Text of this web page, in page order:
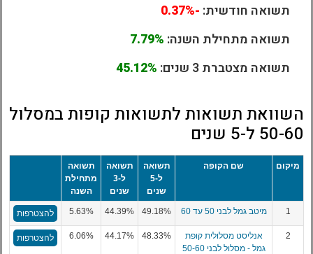
תשואה חודשית: -0.37%
תשואה מתחילת השנה: 7.79%
תשואה מצטברת 3 שנים:
45.12%
השוואת תשואות לתשואות קופות במסלול
50-60 ל-5 שנים
מיקום שם הקופה
תשואה
ל-5
שנים
תשואה
ל-3
שנים
תשואה
מתחילת
השנה
1 מיטב גמל לבני 50 עד 60 49.18%
44.39%
5.63% להצטרפות
2
אנליסט מסלולית קופת
גמל - מסלול לבני 50-60
48.33%
44.17%
6.06% להצטרפות